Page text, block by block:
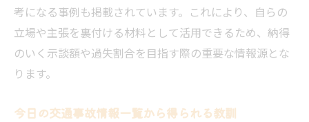
考になる事例も掲載されています。これにより、自らの
立場や主張を裏付ける材料として活用できるため、納得
のいく示談額や過失割合を目指す際の重要な情報源とな
ります。
今日の交通事故情報一覧から得られる教訓